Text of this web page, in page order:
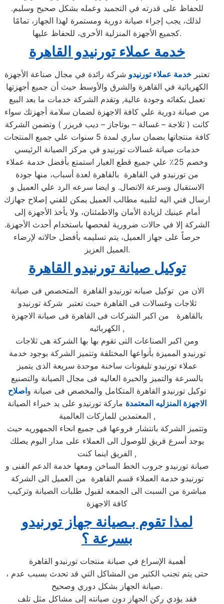
للحفاظ على قدرته في التجميد وعمله بشكل صحيح وسليم.
لذلك، يجب إجراء صيانة دورية ومستمرة لهذا الجهاز، تمامًا
كجميع الأجهزة المنزلية الأخرى، للحفاظ عليها.
خدمة عملاء تورنيدو القاهرة
تعتبر خدمة عملاء تورنيدو شركة رائدة في مجال صناعة الأجهزة
الكهربائية في القاهرة والشرق والأوسط حيث أن جميع أجهزتها
تعمل بكفائه وجودة عالية, وتقدم الشركة خدمات ما بعد البيع
من صيانة دورية علي كافة الاجهزة لضمان سلامة أجهزتك سواء
كانت ( ثلاجة – غسالة – بوتاجاز – ديب فريزر ) وتضمن الشركة
كافة منتجاتها بضمان ساري لمدة 5 سنوات علي جميع المنتجات
خدمات صيانة غسالات تورنيدو في مركز الصيانة الرئيسي
وخصم 25٪ علي جميع قطع الغيار استمتع بأفضل خدمة عملاء
من تورنيدو في القاهرة بالقاهرة لعدة أسباب، منها جودة
الاستقبال وسرعة الاتصال. و ايضا سرعه الرد علي العميل و
ارسال فني اليه لتلبيه مطالب العميل يمكن للفني إصلاح جهازك
أمام عينيك لزيادة الأمان والاطمئنان، ولا يأخذ الأجهزة إلى
الشركة إلا في حالات ضرورية لفحصها باستخدام أحدث الأجهزة.
حرصاً على جهاز العميل، يتم تسليمه بأفضل حالاته لإرضاء
العميل العزيز.
توكيل صيانة تورنيدو القاهرة
الان من توكيل صيانه تورنيدو القاهرة المتخصص فى صيانة
ثلاجات وغسالات فى القاهرة حيث تعتبر شركة تورنيدو
بالقاهرة من اكبر الشركات فى القاهرة فى صيانة الاجهزة
الكهربائيه ,
ومن اكبر الصناعات التى تقوم بها بها الشركة هى ثلاجات
تورنيدو المميزة بأنواعها المختلفة وتتميز الشركة بوجود خدمة
عملاء تورنيدو تليفونات ساخنة موحدة سريعة الذى يتميز
بالسرعة والتميز والخبرة العاليه فى مجال الصيانة والتصنيع
توكيل تورنيدو القاهرة المتكامل والمخصص فى صيانة واصلاح
الاجهزة المنزليه المعتمدة ماركة تورنيدو على يد خبراء الصيانة
المعتمدين للماركات العالمية ,
وتتميز الشركة بانتشار فروعها فى جميع انحاء الجمهوريه حيث
يوجد أسرع فريق للوصول الى العملاء على مدار اليوم يصلك
الفريق اينما كنت ,
صيانة تورنيدو جروب الخط الساخن ومعها خدمة الدعم الفنى و
تورنيدو خدمة العملاء قسم القاهرة من العميل الى الشركة
مباشرة من السبت الى الجمعه لقبول طلبات الصيانة وتركيب
كافة الاجهزة
لمذا تقوم بـصيانة جهاز تورنيدو
بسرعة ؟
أهمية الإسراع في صيانة منتجات تورنيدو القاهرة
، حتى يتم تجنب الكثير من المشاكل التي قد تحدث بسبب عدم
صيانة الجهاز بشكل دوري وصحيح.
فقد يؤدي ركن الجهاز دون صيانته إلى مشاكل مثل تلف